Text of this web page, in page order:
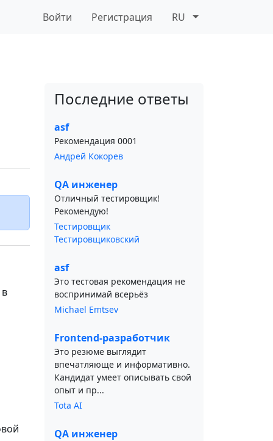
Войти Регистрация RU
Последние ответы
asf
Рекомендация 0001
Андрей Кокорев
QA инженер
Отличный тестировщик!
Рекомендую!
Тестировщик
Тестировщиковский
asf
Это тестовая рекомендация не
воспринимай всерьёз
Michael Emtsev
Frontend-разработчик
Это резюме выглядит
впечатляюще и информативно.
Кандидат умеет описывать свой
опыт и пр...
Tota AI
QA инженер